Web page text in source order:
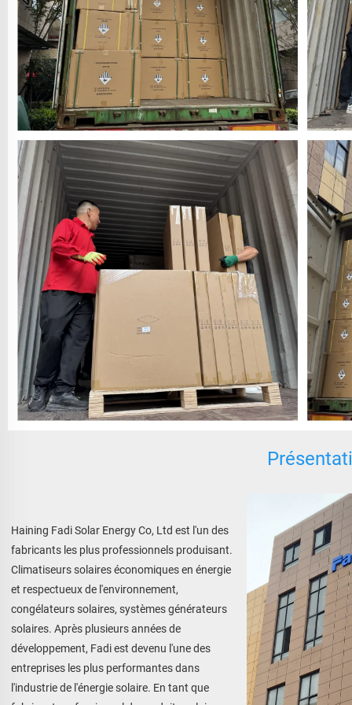
Haining Fadi Solar Energy Co, Ltd est l'un des
fabricants les plus professionnels produisant.
Climatiseurs solaires économiques en énergie
et respectueux de l'environnement,
congélateurs solaires, systèmes générateurs
solaires. Après plusieurs années de
développement, Fadi est devenu l'une des
entreprises les plus performantes dans
l'industrie de l'énergie solaire. En tant que